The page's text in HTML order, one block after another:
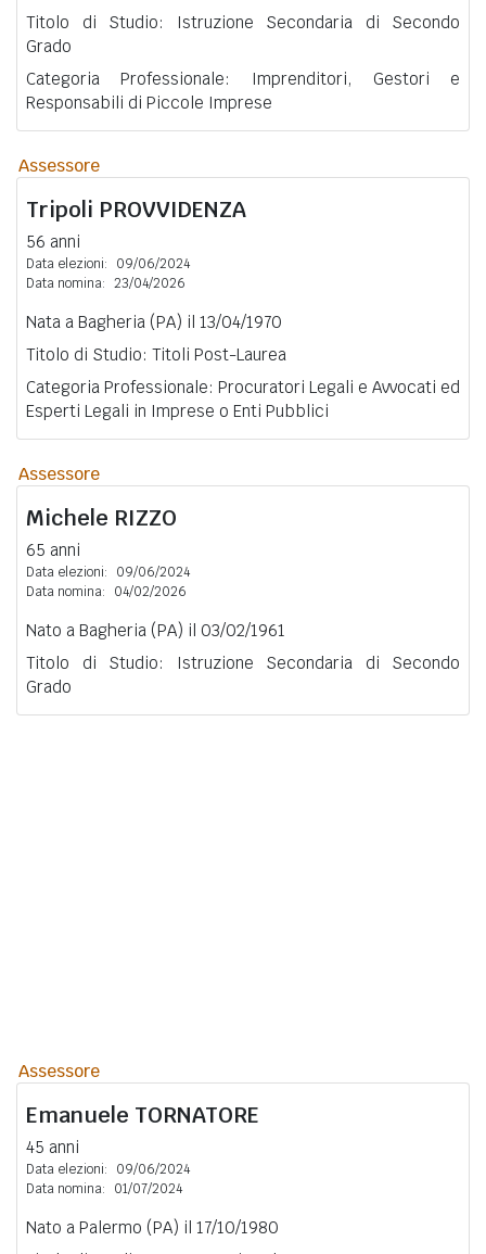
Titolo di Studio: Istruzione Secondaria di Secondo
Grado
Categoria Professionale: Imprenditori, Gestori e
Responsabili di Piccole Imprese
Assessore
Tripoli PROVVIDENZA
56 anni
Data elezioni:
09/06/2024
Data nomina: 23/04/2026
Nata a Bagheria (PA) il 13/04/1970
Titolo di Studio: Titoli Post-Laurea
Categoria Professionale: Procuratori Legali e Avvocati ed
Esperti Legali in Imprese o Enti Pubblici
Assessore
Michele RIZZO
65 anni
Data elezioni:
09/06/2024
Data nomina:
04/02/2026
Nato a Bagheria (PA) il 03/02/1961
Titolo di Studio: Istruzione Secondaria di Secondo
Grado
Assessore
Emanuele TORNATORE
45 anni
Data elezioni:
09/06/2024
Data nomina:
01/07/2024
Nato a Palermo (PA) il 17/10/1980